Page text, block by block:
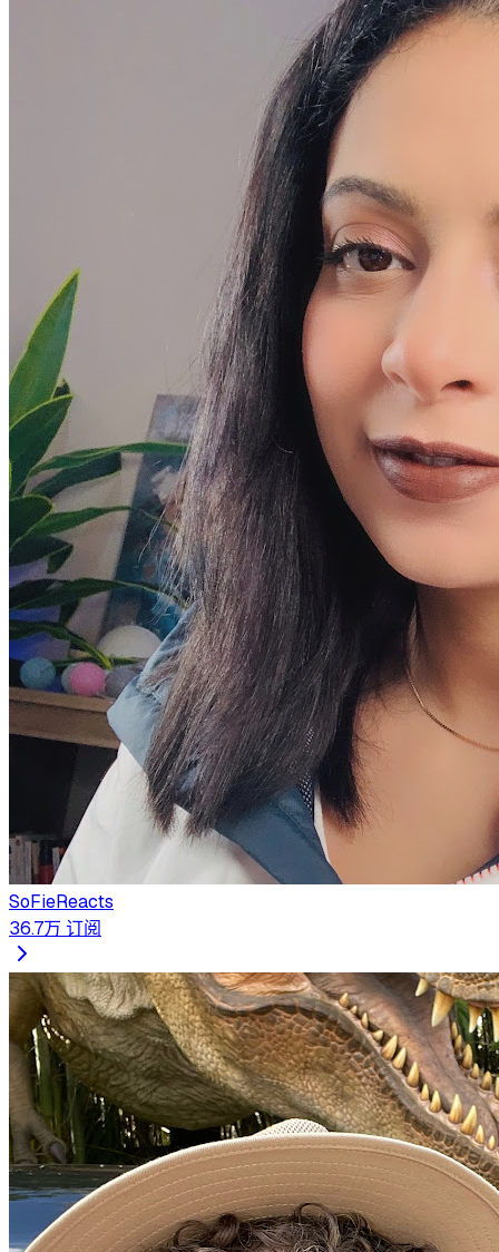
SoFieReacts
36.7万 订阅